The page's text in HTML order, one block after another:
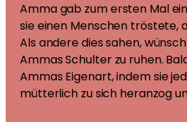
Amma gab zum ersten Mal
sie einen Menschen tröstete,
Als andere dies sahen,
Ammas Schulter zu ruhen.
Ammas Eigenart, indem sie
mütterlich zu sich heranzog